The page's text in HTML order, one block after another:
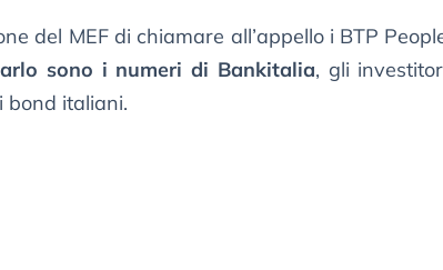
del MEF di chiamare all’appello i BTP
sono i numeri di Bankitalia, gli
bond italiani.